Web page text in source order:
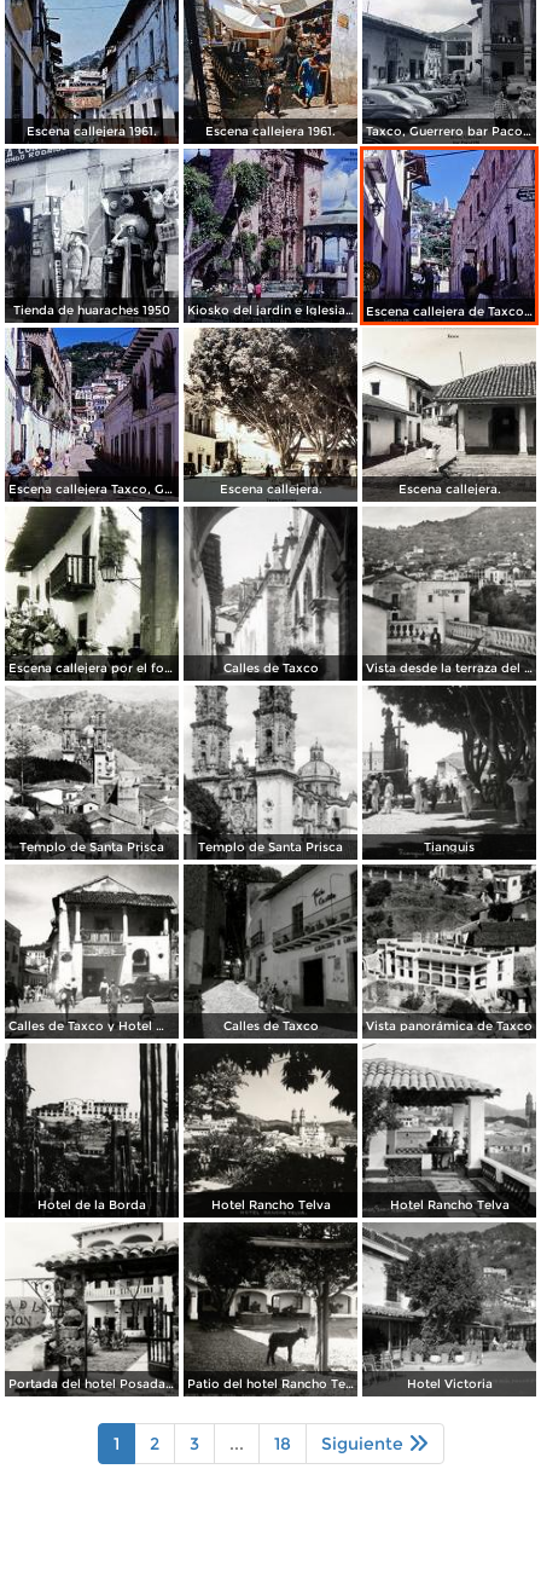
Escena callejera 1961. Escena callejera 1961. Taxco, Guerrero bar Paco 1950
Tienda de huaraches 1950 Kiosko del jardin e Iglesia de Taxco, Guerrero 1967. Escena callejera de Taxco, Guerrero 1967.
Escena callejera Taxco, Guerrero 1967. Escena callejera. Escena callejera.
Escena callejera por el fotografo Hugo Brehme. Calles de Taxco Vista desde la terraza del Hotel Taxqueño
Templo de Santa Prisca Templo de Santa Prisca Tianguis
Calles de Taxco y Hotel Meléndez (izq.) Calles de Taxco Vista panorámica de Taxco
Hotel de la Borda Hotel Rancho Telva Hotel Rancho Telva
Portada del hotel Posada de la Misión Patio del hotel Rancho Telva Hotel Victoria
1 2 3 ... 18 Siguiente